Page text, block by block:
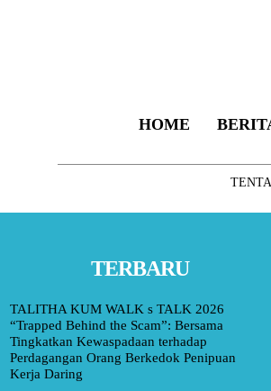
HOME
TERBARU
TALITHA KUM WALK s TALK 2026
“Trapped Behind the Scam”: Bersama
Tingkatkan Kewaspadaan terhadap
Perdagangan Orang Berkedok Penipuan
Kerja Daring